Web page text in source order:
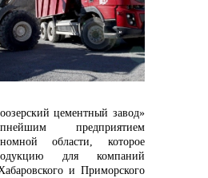
закупок
цементный завод»
предприятием
области, которое
для компаний
и Приморского